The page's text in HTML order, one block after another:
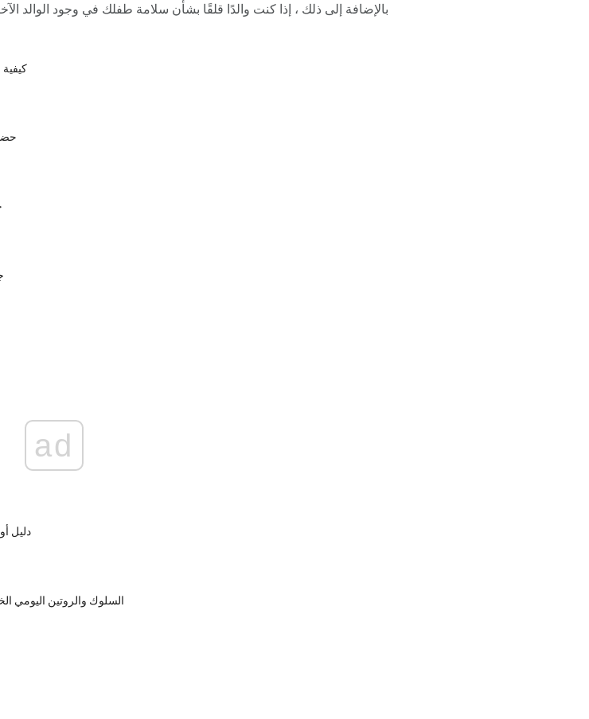
بالإضافة إلى ذلك ، إذا كنت والدًا قلقًا بشأن سلامة طفلك في وجود الوالد
ad
دليل
السلوك والروتين اليومي الخاص بك في